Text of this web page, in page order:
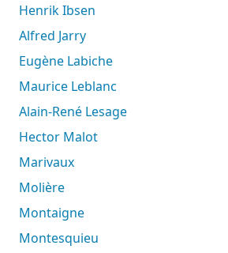
Henrik Ibsen
Alfred Jarry
Eugène Labiche
Maurice Leblanc
Alain-René Lesage
Hector Malot
Marivaux
Molière
Montaigne
Montesquieu